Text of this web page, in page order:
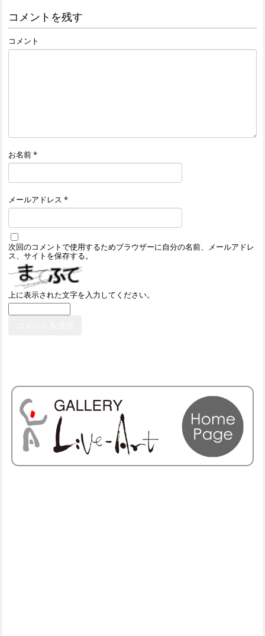
コメントを残す
コメント
お名前*
メールアドレス *
次回のコメントで使用するためブラウザーに自分の名前、メールアドレ
ス、サイトを保存する。
上に表示された文字を入力してください。